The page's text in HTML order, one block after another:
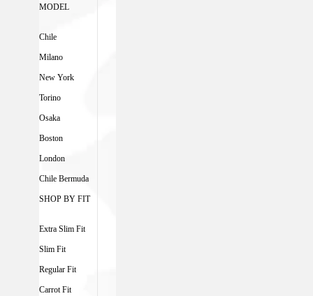
MODEL
Chile
Milano
New York
Torino
Osaka
Boston
London
Chile Bermuda
SHOP BY FIT
Extra Slim Fit
Slim Fit
Regular Fit
Carrot Fit